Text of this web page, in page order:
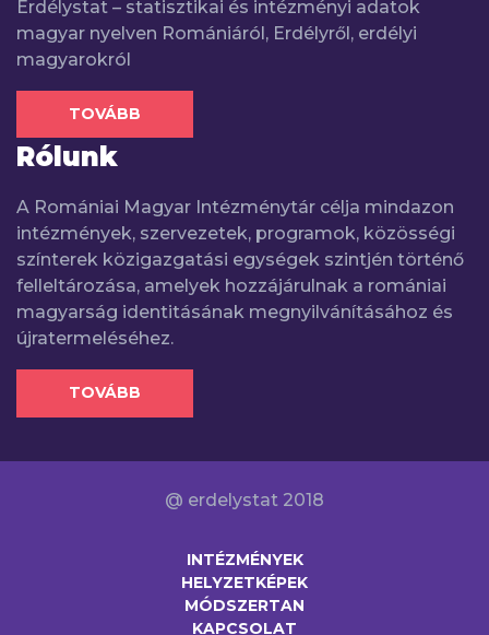
Erdélystat – statisztikai és intézményi adatok
magyar nyelven Romániáról, Erdélyről, erdélyi
magyarokról
TOVÁBB
Rólunk
A Romániai Magyar Intézménytár célja mindazon
intézmények, szervezetek, programok, közösségi
színterek közigazgatási egységek szintjén történő
felleltározása, amelyek hozzájárulnak a romániai
magyarság identitásának megnyilvánításához és
újratermeléséhez.
TOVÁBB
@ erdelystat 2018
INTÉZMÉNYEK
HELYZETKÉPEK
MÓDSZERTAN
KAPCSOLAT